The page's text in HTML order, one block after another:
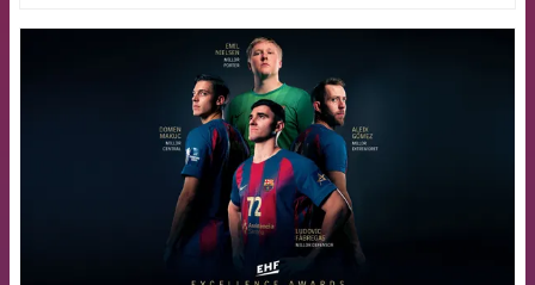
FCB Barcelona badge